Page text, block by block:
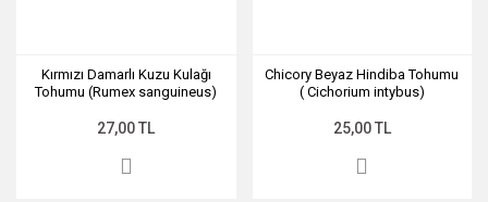
Kırmızı Damarlı Kuzu Kulağı
Tohumu (Rumex sanguineus)
27,00 TL
Chicory Beyaz Hindiba Tohumu
( Cichorium intybus)
25,00 TL